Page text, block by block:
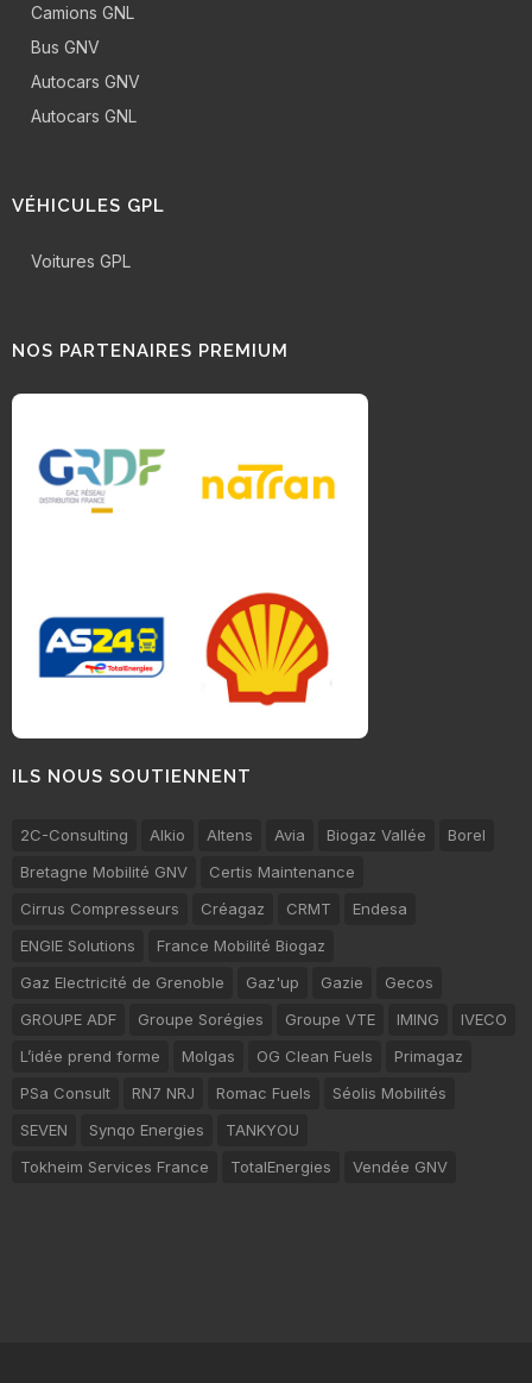
Camions GNL
Bus GNV
Autocars GNV
Autocars GNL
VÉHICULES GPL
Voitures GPL
NOS PARTENAIRES PREMIUM
ILS NOUS SOUTIENNENT
2C-Consulting Alkio Altens Avia Biogaz Vallée
Borel
Bretagne Mobilité GNV
Certis Maintenance
Cirrus Compresseurs
Créagaz CRMT
Endesa
ENGIE Solutions
France Mobilité Biogaz
Gaz Electricité de Grenoble
Gaz'up Gazie
Gecos
GROUPE ADF
Groupe Sorégies Groupe VTE IMING
IVECO
L’idée prend forme
Molgas OG Clean Fuels
Primagaz
PSa Consult
RN7 NRJ Romac Fuels
Séolis Mobilités
SEVEN
Synqo Energies
TANKYOU
Tokheim Services France
TotalEnergies Vendée GNV